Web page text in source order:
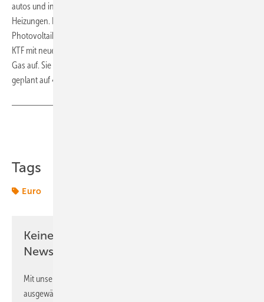
autos und indirekte Hilfen zum Austausch klimaschädlicher
Heizungen. Damit Maßnahmen wie die Förderung privater
Photovoltaikanlagen fortbestehen können, stockt die Regierung den
KTF mit neuen Einnahmen aus der CO2-Abgabe für Sprit, Heizöl oder
Gas auf. Sie erhöht diese Abgabe von 30 Euro pro Tonne nicht wie
geplant auf 40, sondern auf 45 Euro.
Tags
Euro
Keine Zeit? Kein Problem mit dem ERE
Newsletter!
Mit unserem Newsletter erhalten Sie regelmäßig von uns
ausgewählte Informationen und Neuigkeiten, gebündelt und